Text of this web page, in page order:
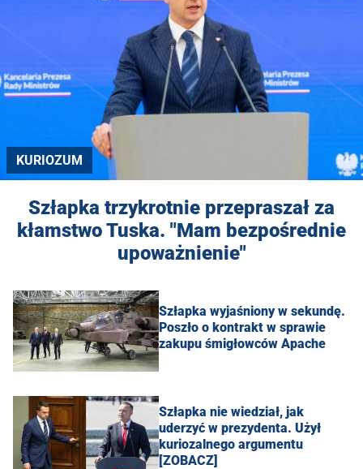
KURIOZUM
Szłapka trzykrotnie przepraszał za
kłamstwo Tuska. "Mam bezpośrednie
upoważnienie"
Szłapka wyjaśniony w sekundę.
Poszło o kontrakt w sprawie
zakupu śmigłowców Apache
Szłapka nie wiedział, jak
uderzyć w prezydenta. Użył
kuriozalnego argumentu
[ZOBACZ]